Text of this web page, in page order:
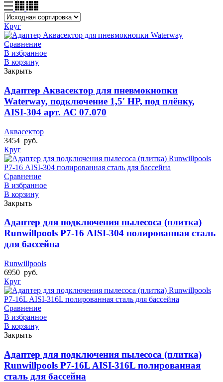
Круг
Сравнение
В избранное
В корзину
Закрыть
Адаптер Аквасектор для пневмокнопки
Waterway, подключение 1,5′ НР, под плёнку,
AISI-304 арт. АС 07.070
Аквасектор
3454 руб.
Круг
Сравнение
В избранное
В корзину
Закрыть
Адаптер для подключения пылесоса (плитка)
Runwillpools Р7-16 AISI-304 полированная сталь
для бассейна
Runwillpools
6950 руб.
Круг
Сравнение
В избранное
В корзину
Закрыть
Адаптер для подключения пылесоса (плитка)
Runwillpools Р7-16L AISI-316L полированная
сталь для бассейна